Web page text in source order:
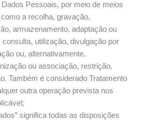
Pessoais, por meio de meios
a recolha, gravação,
armazenamento, adaptação ou
utilização, divulgação por
ou, alternativamente,
ou associação, restrição,
Também é considerado Tratamento
outra operação prevista nos
significa todas as disposições